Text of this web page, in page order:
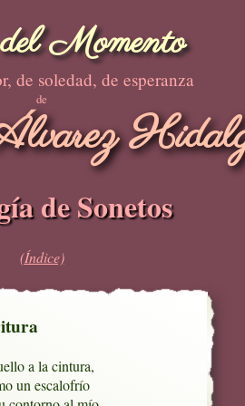
Momento
de soledad, de esperanza
de
de Sonetos
(Índice)
a la cintura,
un escalofrío